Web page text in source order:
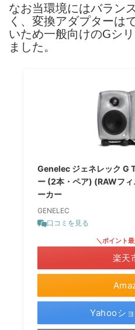
なお当環境にはバラン
く、変換アダプターは
いため一般向けのGシ
ました。
Genelec ジェネレック G
ー (2本・ペア) (RAWフ
ーカー
GENELEC
口コミを見る
＼ポイント
楽天
Yahooシ